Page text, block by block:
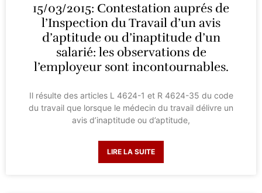
15/03/2015: Contestation auprés de
l’Inspection du Travail d’un avis
d’aptitude ou d’inaptitude d’un
salarié: les observations de
l’employeur sont incontournables.
Il résulte des articles L 4624-1 et R 4624-35 du code
du travail que lorsque le médecin du travail délivre un
avis d’inaptitude ou d’aptitude,
LIRE LA SUITE